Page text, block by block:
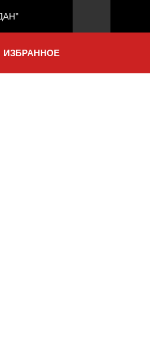
ИЗБРАННОЕ